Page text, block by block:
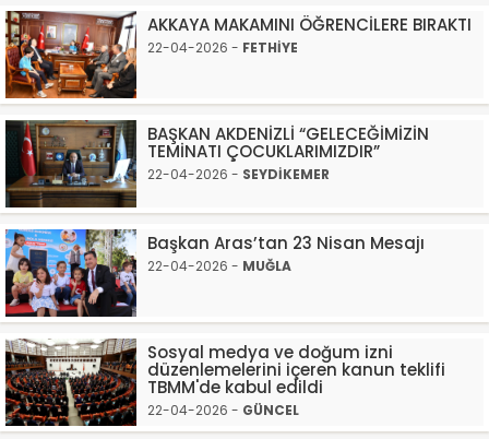
AKKAYA MAKAMINI ÖĞRENCİLERE BIRAKTI
22-04-2026 - FETHİYE
BAŞKAN AKDENİZLİ “GELECEĞİMİZİN
TEMİNATI ÇOCUKLARIMIZDIR”
22-04-2026 - SEYDİKEMER
Başkan Aras’tan 23 Nisan Mesajı
22-04-2026 - MUĞLA
Sosyal medya ve doğum izni
düzenlemelerini içeren kanun teklifi
TBMM'de kabul edildi
22-04-2026 - GÜNCEL